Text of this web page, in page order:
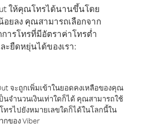
ให้คุณโทรได้นานขึ้นโดย
อยลง คุณสามารถเลือกจาก
การโทรที่มีอัตราค่าโทรต่ำ
ะยืดหยุ่นได้ของเรา:
จะถูกเพิ่มเข้าในยอดคงเหลือของคุณ
จำนวนเงินเท่าใดก็ได้ คุณสามารถใช้
รไปยังหมายเลขใดก็ได้ในโลกนี้ใน
ของ Viber